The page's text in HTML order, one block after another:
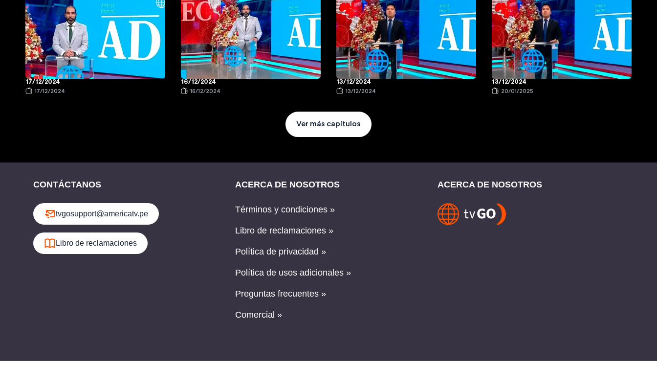
17/12/2024
17/12/2024
16/12/2024
16/12/2024
13/12/2024
13/12/2024
13/12/2024
20/01/2025
Ver más capítulos
CONTÁCTANOS
tvgosupport@americatv.pe
Libro de reclamaciones
ACERCA DE NOSOTROS
Términos y condiciones »
Libro de reclamaciones »
Política de privacidad »
Política de usos adicionales »
Preguntas frecuentes »
Comercial »
ACERCA DE NOSOTROS